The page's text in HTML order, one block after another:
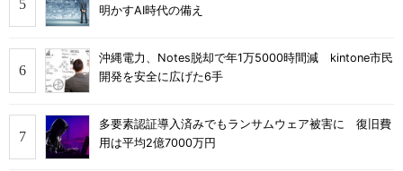
明かすAI時代の備え
沖縄電力、Notes脱却で年1万5000時間減 kintone市民
開発を安全に広げた6手
多要素認証導入済みでもランサムウェア被害に 復旧費
用は平均2億7000万円